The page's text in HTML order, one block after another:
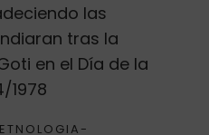
las
tras la
en el Día de la
1978
ETNOLOGIA-